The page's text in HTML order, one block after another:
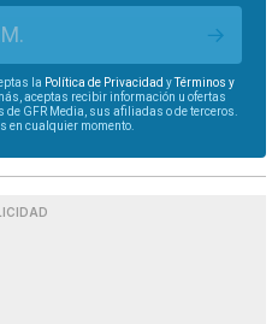
la Política de Privacidad yTérminos y
aceptas recibir información u ofertas
GFR Media, sus afiliadas o de terceros.
en cualquier momento.